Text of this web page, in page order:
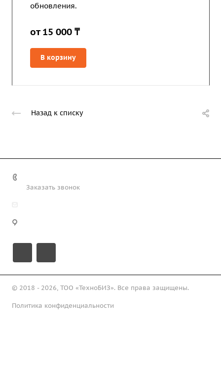
обновления.
от 15 000 ₸
В корзину
Назад к списку
Заказать звонок
© 2018 - 2026, ТОО «ТехноБИЗ». Все права защищены.
Политика конфиденциальности